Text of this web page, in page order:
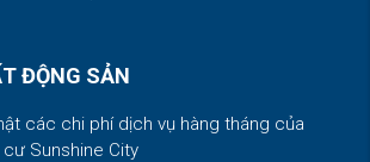
ĐỘNG SẢN
các chi phí dịch vụ hàng tháng của
Sunshine City